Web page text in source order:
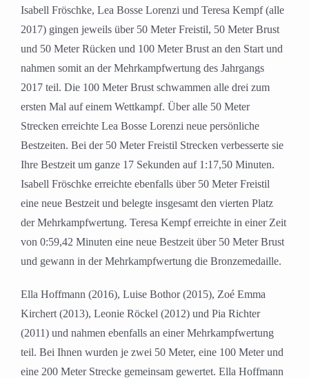
Isabell Fröschke, Lea Bosse Lorenzi und Teresa Kempf (alle
2017) gingen jeweils über 50 Meter Freistil, 50 Meter Brust
und 50 Meter Rücken und 100 Meter Brust an den Start und
nahmen somit an der Mehrkampfwertung des Jahrgangs
2017 teil. Die 100 Meter Brust schwammen alle drei zum
ersten Mal auf einem Wettkampf. Über alle 50 Meter
Strecken erreichte Lea Bosse Lorenzi neue persönliche
Bestzeiten. Bei der 50 Meter Freistil Strecken verbesserte sie
Ihre Bestzeit um ganze 17 Sekunden auf 1:17,50 Minuten.
Isabell Fröschke erreichte ebenfalls über 50 Meter Freistil
eine neue Bestzeit und belegte insgesamt den vierten Platz
der Mehrkampfwertung. Teresa Kempf erreichte in einer Zeit
von 0:59,42 Minuten eine neue Bestzeit über 50 Meter Brust
und gewann in der Mehrkampfwertung die Bronzemedaille.
Ella Hoffmann (2016), Luise Bothor (2015), Zoé Emma
Kirchert (2013), Leonie Röckel (2012) und Pia Richter
(2011) und nahmen ebenfalls an einer Mehrkampfwertung
teil. Bei Ihnen wurden je zwei 50 Meter, eine 100 Meter und
eine 200 Meter Strecke gemeinsam gewertet. Ella Hoffmann